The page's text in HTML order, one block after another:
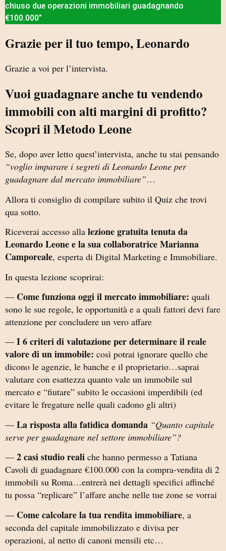
chiuso due operazioni immobiliari guadagnando
€100.000”
Grazie per il tuo tempo, Leonardo
Grazie a voi per l’intervista.
Vuoi guadagnare anche tu vendendo
immobili con alti margini di profitto?
Scopri il Metodo Leone
Se, dopo aver letto quest’intervista, anche tu stai pensando
“voglio imparare i segreti di Leonardo Leone per
guadagnare dal mercato immobiliare”…
Allora ti consiglio di compilare subito il Quiz che trovi
qua sotto.
Riceverai accesso alla lezione gratuita tenuta da
Leonardo Leone e la sua collaboratrice Marianna
Camporeale, esperta di Digital Marketing e Immobiliare.
In questa lezione scoprirai:
— Come funziona oggi il mercato immobiliare: quali
sono le sue regole, le opportunità e a quali fattori devi fare
attenzione per concludere un vero affare
— I 6 criteri di valutazione per determinare il reale
valore di un immobile: così potrai ignorare quello che
dicono le agenzie, le banche e il proprietario…saprai
valutare con esattezza quanto vale un immobile sul
mercato e “fiutare” subito le occasioni imperdibili (ed
evitare le fregature nelle quali cadono gli altri)
— La risposta alla fatidica domanda “Quanto capitale
serve per guadagnare nel settore immobiliare”?
— 2 casi studio reali che hanno permesso a Tatiana
Cavoli di guadagnare €100.000 con la compra-vendita di 2
immobili su Roma…entrerà nei dettagli specifici affinché
tu possa “replicare” l’affare anche nelle tue zone se vorrai
— Come calcolare la tua rendita immobiliare, a
seconda del capitale immobilizzato e divisa per
operazioni, al netto di canoni mensili etc…